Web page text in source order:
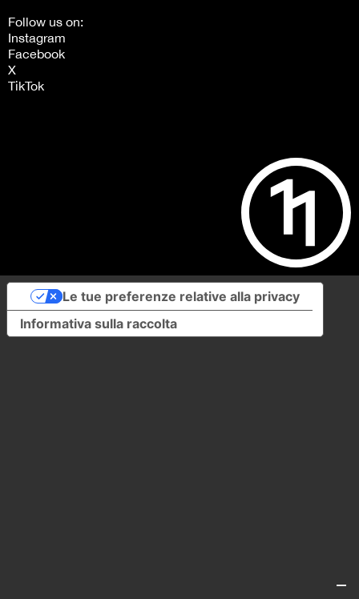
Follow us on:
Instagram
Facebook
X
TikTok
Informativa sulla raccolta
Le tue preferenze relative alla privacy